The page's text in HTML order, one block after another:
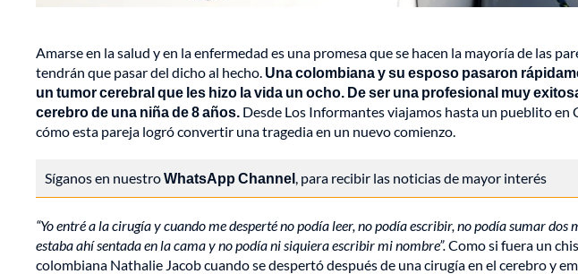
Amarse en la salud y en la enfermedad es una promesa que se hacen la mayoría de las
tendrán que pasar del dicho al hecho. Una colombiana y su esposo pasaron
un tumor cerebral que les hizo la vida un ocho. De ser una profesional muy
cerebro de una niña de 8 años. Desde Los Informantes viajamos hasta un pueblito en
cómo esta pareja logró convertir una tragedia en un nuevo comienzo.
Síganos en nuestroWhatsApp Channel , para recibir las noticias de mayor interés
“Yo entré a la cirugía y cuando me desperté no podía leer, no podía escribir, no podía sumar
estaba ahí sentada en la cama y no podía ni siquiera escribir mi nombre”. Como si fuera un
colombiana Nathalie Jacob cuando se despertó después de una cirugía en el cerebro y